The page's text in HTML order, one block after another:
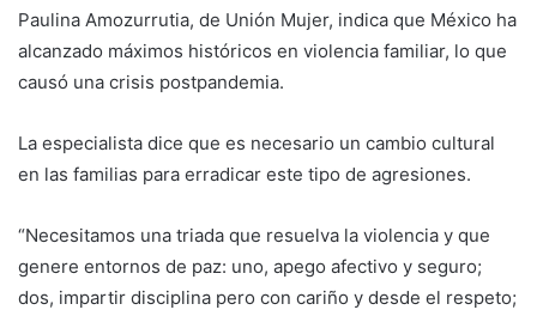
Paulina Amozurrutia, de Unión Mujer, indica que México ha
alcanzado máximos históricos en violencia familiar, lo que
causó una crisis postpandemia.
La especialista dice que es necesario un cambio cultural
en las familias para erradicar este tipo de agresiones.
“Necesitamos una triada que resuelva la violencia y que
genere entornos de paz: uno, apego afectivo y seguro;
dos, impartir disciplina pero con cariño y desde el respeto;